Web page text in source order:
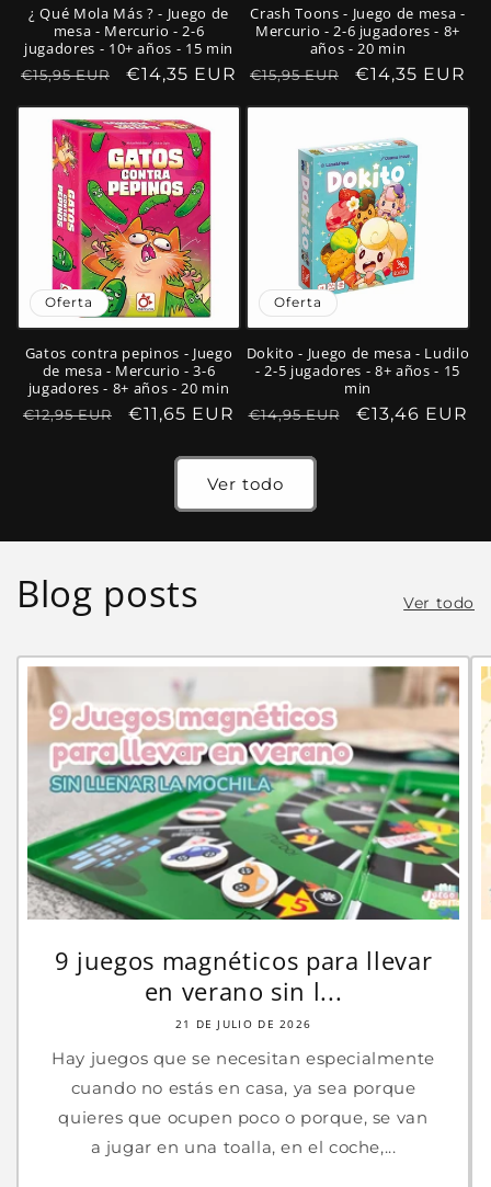
¿ Qué Mola Más ? - Juego de
mesa - Mercurio - 2-6
jugadores - 10+ años - 15 min
Precio
€15,95 EUR
Precio
oferta
€14,35 EUR
Crash Toons - Juego de mesa -
Mercurio - 2-6 jugadores - 8+
años - 20 min
Precio
€15,95 EUR
Precio
€14,35 EUR
Oferta
Gatos contra pepinos - Juego
de mesa - Mercurio - 3-6
jugadores - 8+ años - 20 min
Precio
€12,95 EUR
Precio
oferta
€11,65 EUR
Oferta
Dokito - Juego de mesa - Ludilo
- 2-5 jugadores - 8+ años - 15
min
Precio
€14,95 EUR
Precio
€13,46 EUR
Ver todo
Blog posts Ver todo
9 juegos magnéticos para llevar
en verano sin l...
21 DE JULIO DE 2026
Hay juegos que se necesitan especialmente
cuando no estás en casa, ya sea porque
quieres que ocupen poco o porque, se van
a jugar en una toalla, en el coche,...